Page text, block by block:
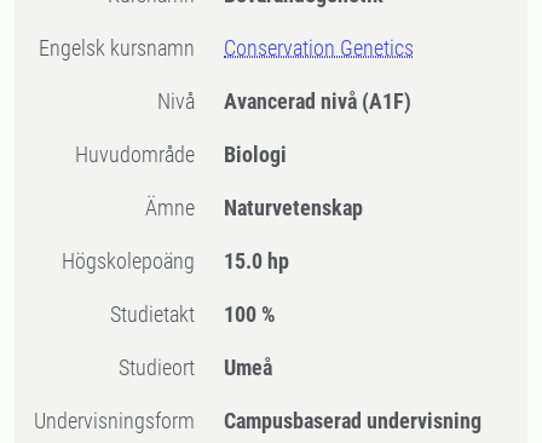
Engelsk kursnamn Conservation Genetics
Nivå Avancerad nivå (A1F)
Huvudområde Biologi
Ämne Naturvetenskap
högskolepoäng 15.0 hp
Studietakt 100 %
Studieort Umeå
Undervisningsform Campusbaserad undervisning